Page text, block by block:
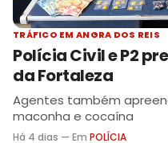
TRÁFICO EM ANGRA DOS REIS
Polícia Civil e P2
da Fortaleza
Agentes também
maconha e cocaína
Há 4 dias — Em POLÍCIA